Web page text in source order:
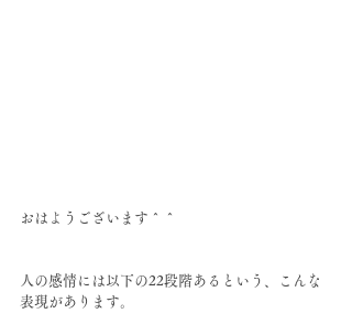
おはようございます＾＾
人の感情には以下の22段階あるという、こんな
表現があります。